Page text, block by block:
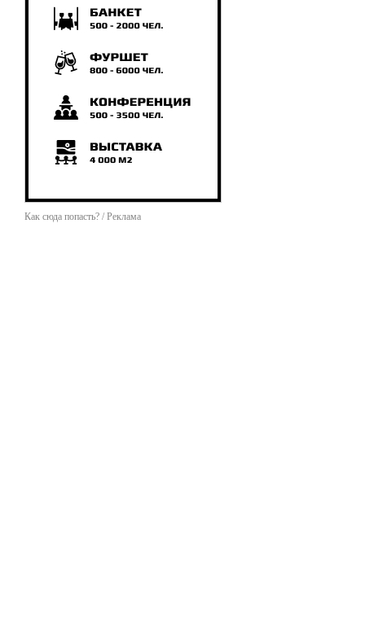
Как сюда попасть? / Реклама